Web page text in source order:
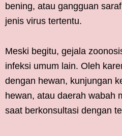
bening, atau gangguan
jenis virus tertentu.
Meski begitu, gejala
infeksi umum lain. Oleh
dengan hewan, kunjungan
hewan, atau daerah wabah
saat berkonsultasi dengan